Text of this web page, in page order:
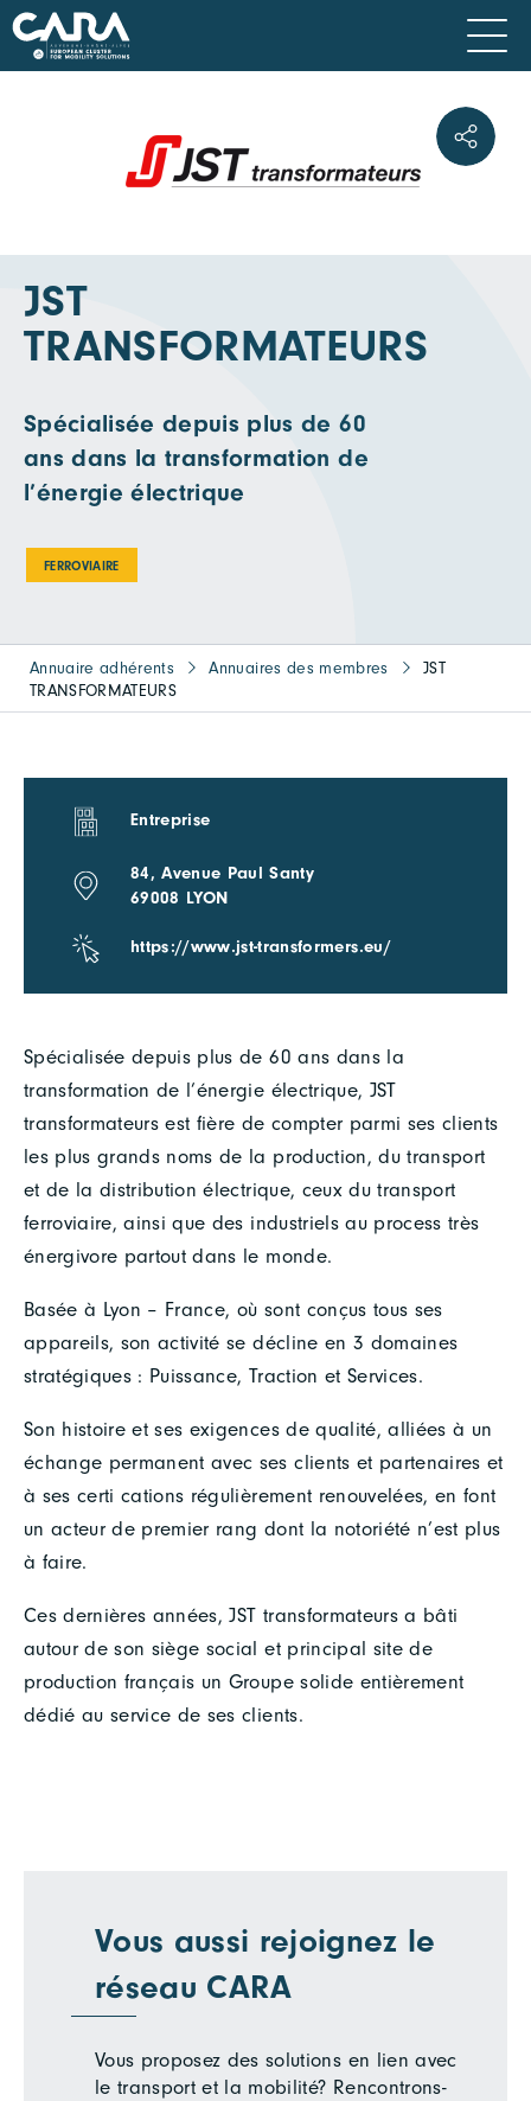
JST
TRANSFORMATEURS
Spécialisée depuis plus de 60
ans dans la transformation de
l’énergie électrique
FERROVIAIRE
Annuaire adhérents Annuaires des membres
JST
TRANSFORMATEURS
Spécialisée depuis plus de 60 ans dans la
transformation de l’énergie électrique, JST
transformateurs est fière de compter parmi ses clients
les plus grands noms de la production, du transport
et de la distribution électrique, ceux du transport
ferroviaire, ainsi que des industriels au process très
énergivore partout dans le monde.
Basée à Lyon – France, où sont conçus tous ses
appareils, son activité se décline en 3 domaines
stratégiques : Puissance, Traction et Services.
Son histoire et ses exigences de qualité, alliées à un
échange permanent avec ses clients et partenaires et
à ses certi cations régulièrement renouvelées, en font
un acteur de premier rang dont la notoriété n’est plus
à faire.
Ces dernières années, JST transformateurs a bâti
autour de son siège social et principal site de
production français un Groupe solide entièrement
dédié au service de ses clients.
Entreprise
84, Avenue Paul Santy
69008 LYON
https://www.jst-transformers.eu/
Vous aussi rejoignez le
réseau CARA
Vous proposez des solutions en lien avec
le transport et la mobilité? Rencontrons-